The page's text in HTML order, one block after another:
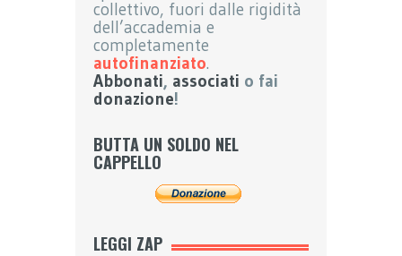
collettivo, fuori dalle rigidità
dell’accademia e
completamente
autofinanziato.
Abbonati, associati o fai
donazione!
BUTTA UN SOLDO NEL
CAPPELLO
LEGGI ZAP